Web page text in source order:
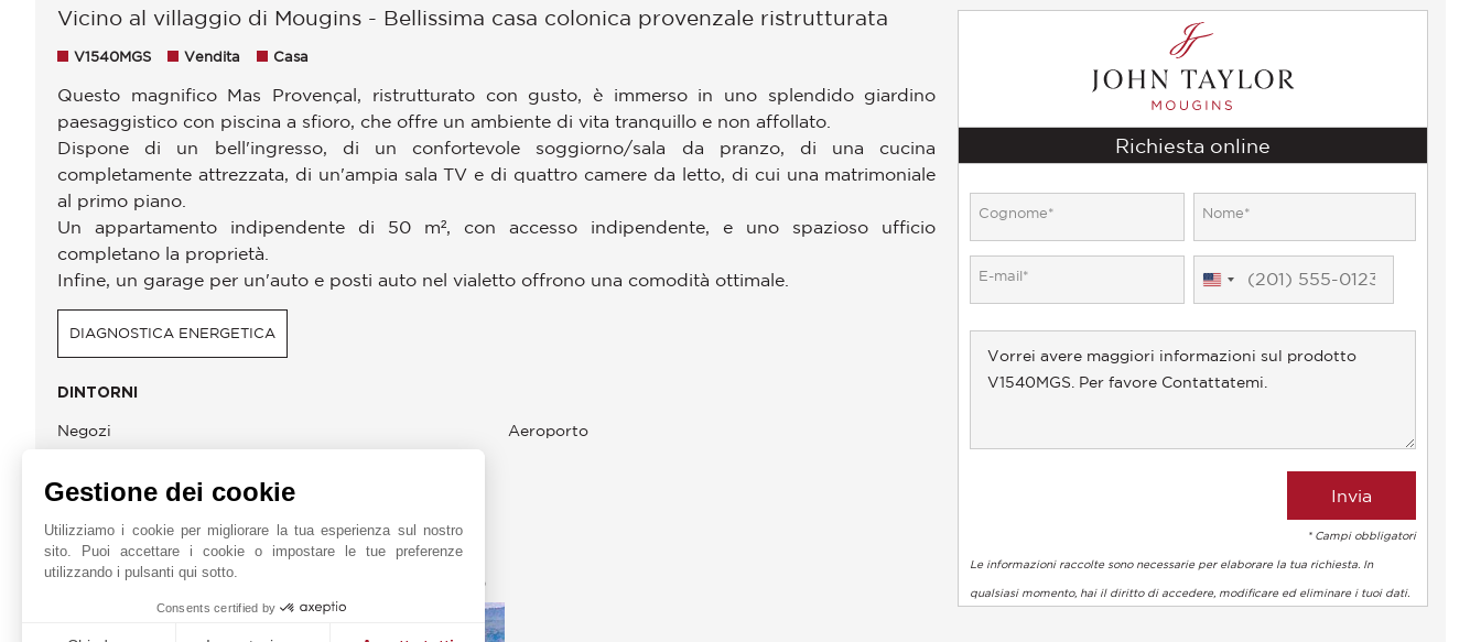
Vicino al villaggio di Mougins - Bellissima casa colonica provenzale ristrutturata
V1540MGS Vendita Casa
Questo magnifico Mas Provençal, ristrutturato con gusto, è immerso in uno splendido giardino
paesaggistico con piscina a sfioro, che offre un ambiente di vita tranquillo e non affollato.
Dispone di un bell'ingresso, di un confortevole soggiorno/sala da pranzo, di una cucina
completamente attrezzata, di un'ampia sala TV e di quattro camere da letto, di cui una matrimoniale
al primo piano.
Un appartamento indipendente di 50 m², con accesso indipendente, e uno spazioso ufficio
completano la proprietà.
Infine, un garage per un'auto e posti auto nel vialetto offrono una comodità ottimale.
DIAGNOSTICA ENERGETICA
DINTORNI
Negozi
Aeroporto
JOHN TAYLOR MOUGINS
Richiesta online
United
* Campi obbligatori
Le informazioni raccolte sono necessarie per elaborare la tua richiesta. In
qualsiasi momento, hai il diritto di accedere, modificare ed eliminare i tuoi dati.
Gestione dei cookie
Utilizziamo i cookie per migliorare la tua esperienza sul nostro
sito. Puoi accettare i cookie o impostare le tue preferenze
utilizzando i pulsanti qui sotto.
Consents certified by